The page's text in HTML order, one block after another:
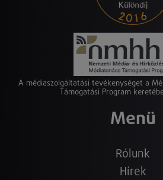
A médiaszolgáltatási tevékenységet a
Támogatási Program
Menü
Rólunk
Hírek